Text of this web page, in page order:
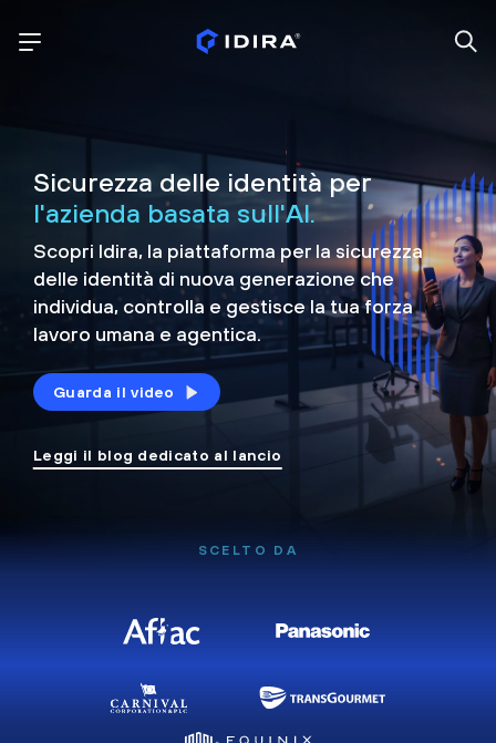
Sicurezza delle identità per
l'azienda basata sull'AI.
Scopri Idira, la piattaforma per la sicurezza
delle identità di nuova generazione che
individua, controlla e gestisce la tua forza
lavoro umana e agentica.
Guarda il video
Leggi il blog dedicato al lancio
SCELTO DA